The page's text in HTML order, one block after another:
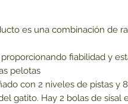
es una combinación de
fiabilidad y
pelotas
con 2 niveles de pistas y
gatito. Hay 2 bolas de sisal